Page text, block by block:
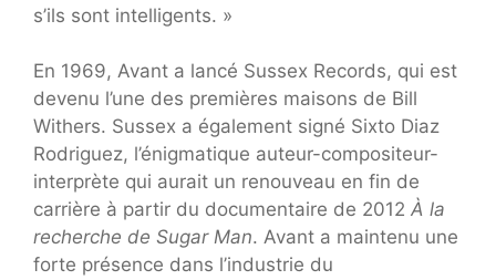
s’ils sont intelligents. »
En 1969, Avant a lancé Sussex Records, qui est
devenu l’une des premières maisons de Bill
Withers. Sussex a également signé Sixto Diaz
Rodriguez, l’énigmatique auteur-compositeur-
interprète qui aurait un renouveau en fin de
carrière à partir du documentaire de 2012 À la
recherche de Sugar Man. Avant a maintenu une
forte présence dans l’industrie du